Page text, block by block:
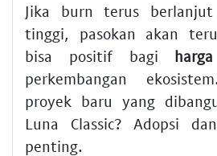
Jika burn terus
tinggi, pasokan akan
bisa positif bagi
perkembangan
proyek baru yang
Luna Classic? Adopsi
penting.